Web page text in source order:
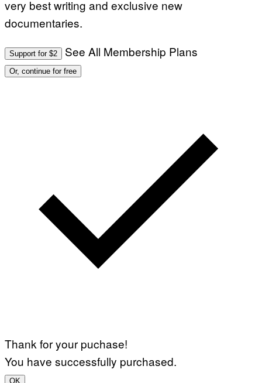
very best writing and exclusive new
documentaries.
Support for $2 See All Membership Plans
Or, continue for free
Thank for your puchase!
You have successfully purchased.
OK